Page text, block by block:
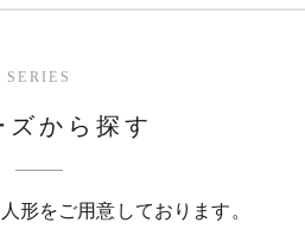
SERIES
ズから探す
形をご用意しております。